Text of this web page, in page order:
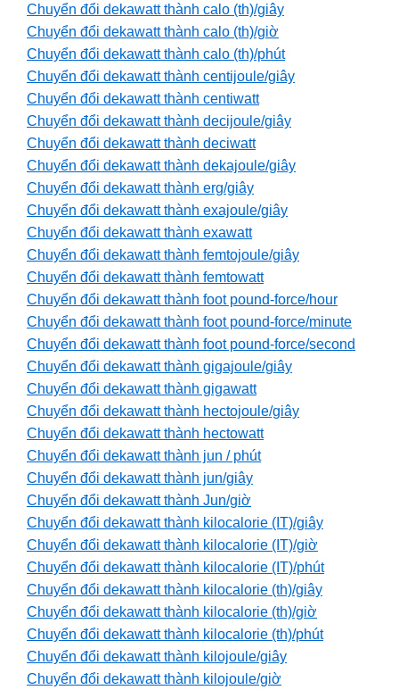
Chuyển đổi dekawatt thành calo (th)/giây
Chuyển đổi dekawatt thành calo (th)/giờ
Chuyển đổi dekawatt thành calo (th)/phút
Chuyển đổi dekawatt thành centijoule/giây
Chuyển đổi dekawatt thành centiwatt
Chuyển đổi dekawatt thành decijoule/giây
Chuyển đổi dekawatt thành deciwatt
Chuyển đổi dekawatt thành dekajoule/giây
Chuyển đổi dekawatt thành erg/giây
Chuyển đổi dekawatt thành exajoule/giây
Chuyển đổi dekawatt thành exawatt
Chuyển đổi dekawatt thành femtojoule/giây
Chuyển đổi dekawatt thành femtowatt
Chuyển đổi dekawatt thành foot pound-force/hour
Chuyển đổi dekawatt thành foot pound-force/minute
Chuyển đổi dekawatt thành foot pound-force/second
Chuyển đổi dekawatt thành gigajoule/giây
Chuyển đổi dekawatt thành gigawatt
Chuyển đổi dekawatt thành hectojoule/giây
Chuyển đổi dekawatt thành hectowatt
Chuyển đổi dekawatt thành jun / phút
Chuyển đổi dekawatt thành jun/giây
Chuyển đổi dekawatt thành Jun/giờ
Chuyển đổi dekawatt thành kilocalorie (IT)/giây
Chuyển đổi dekawatt thành kilocalorie (IT)/giờ
Chuyển đổi dekawatt thành kilocalorie (IT)/phút
Chuyển đổi dekawatt thành kilocalorie (th)/giây
Chuyển đổi dekawatt thành kilocalorie (th)/giờ
Chuyển đổi dekawatt thành kilocalorie (th)/phút
Chuyển đổi dekawatt thành kilojoule/giây
Chuyển đổi dekawatt thành kilojoule/giờ